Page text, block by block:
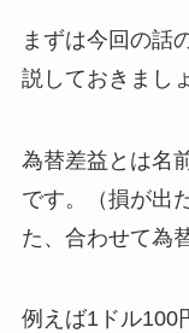
まずは今回の話
説しておきまし
為替差益とは名
です。（損が出
た、合わせて為
例えば1ドル100